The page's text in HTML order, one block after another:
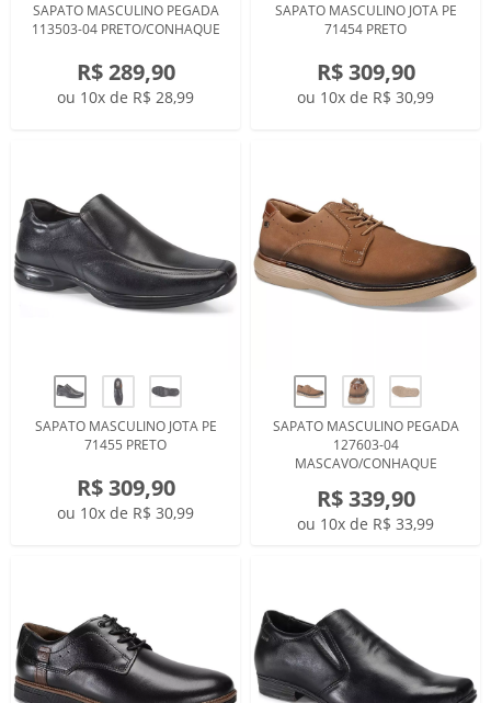
SAPATO MASCULINO PEGADA
113503-04 PRETO/CONHAQUE
R$ 289,90
ou 10x de R$ 28,99
SAPATO MASCULINO JOTA PE
71454 PRETO
R$ 309,90
ou 10x de R$ 30,99
SAPATO MASCULINO JOTA PE
71455 PRETO
R$ 309,90
ou 10x de R$ 30,99
SAPATO MASCULINO PEGADA
127603-04
MASCAVO/CONHAQUE
R$ 339,90
ou 10x de R$ 33,99